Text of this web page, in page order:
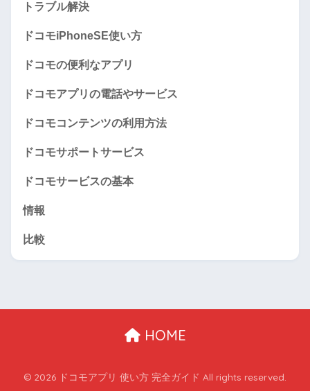
トラブル解決
ドコモiPhoneSE使い方
ドコモの便利なアプリ
ドコモアプリの電話やサービス
ドコモコンテンツの利用方法
ドコモサポートサービス
ドコモサービスの基本
情報
比較
HOME
© 2026 ドコモアプリ 使い方 完全ガイド All rights reserved.